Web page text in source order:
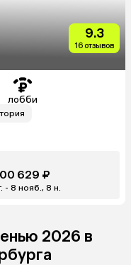
9.3
16 отзывов
лобби
629 ₽
- 8 нояб., 8 н.
2026 в